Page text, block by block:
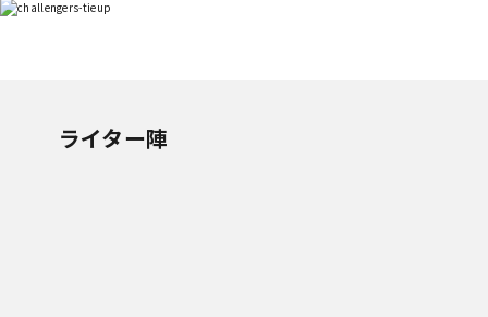
ライター陣